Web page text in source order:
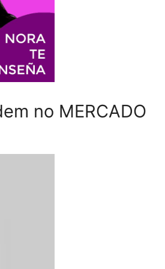
no MERCADO